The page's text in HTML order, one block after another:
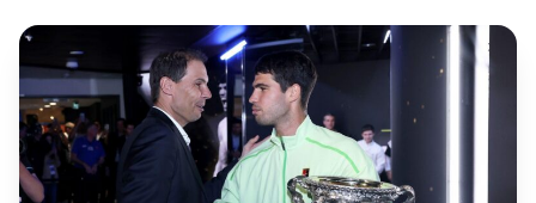
share © 2026 TT24H